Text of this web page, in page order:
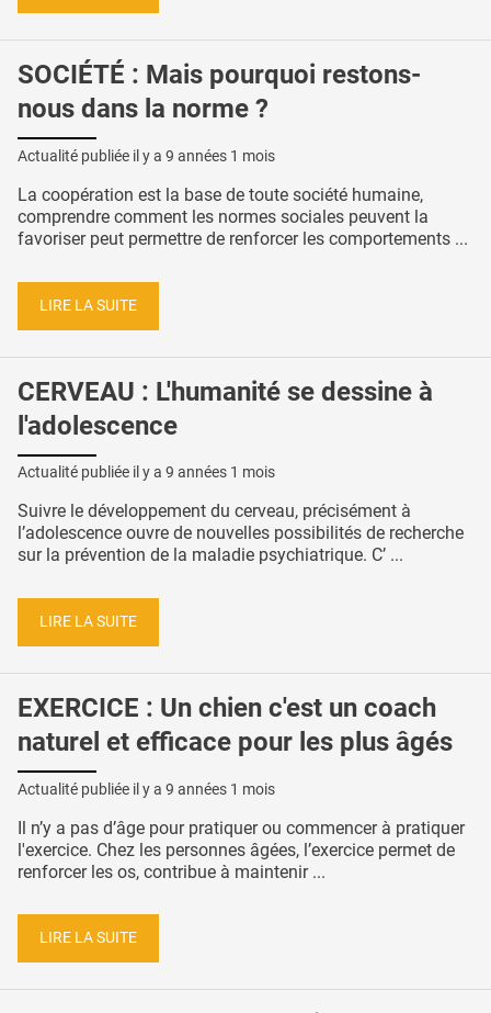
SOCIÉTÉ : Mais pourquoi restons-
nous dans la norme ?
Actualité publiée il y a 9 années 1 mois
La coopération est la base de toute société humaine,
comprendre comment les normes sociales peuvent la
favoriser peut permettre de renforcer les comportements ...
LIRE LA SUITE
CERVEAU : L'humanité se dessine à
l'adolescence
Actualité publiée il y a 9 années 1 mois
Suivre le développement du cerveau, précisément à
l’adolescence ouvre de nouvelles possibilités de recherche
sur la prévention de la maladie psychiatrique. C’ ...
LIRE LA SUITE
EXERCICE : Un chien c'est un coach
naturel et efficace pour les plus âgés
Actualité publiée il y a 9 années 1 mois
Il n’y a pas d’âge pour pratiquer ou commencer à pratiquer
l'exercice. Chez les personnes âgées, l’exercice permet de
renforcer les os, contribue à maintenir ...
LIRE LA SUITE